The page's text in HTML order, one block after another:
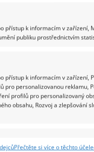
přístup k informacím v zařízení,
publiku prostřednictvím
přístup k informacím v zařízení,
pro personalizovanou reklamu,
profilů pro personalizovaný
obsahu, Rozvoj a zlepšování
Přečtěte si více o těchto